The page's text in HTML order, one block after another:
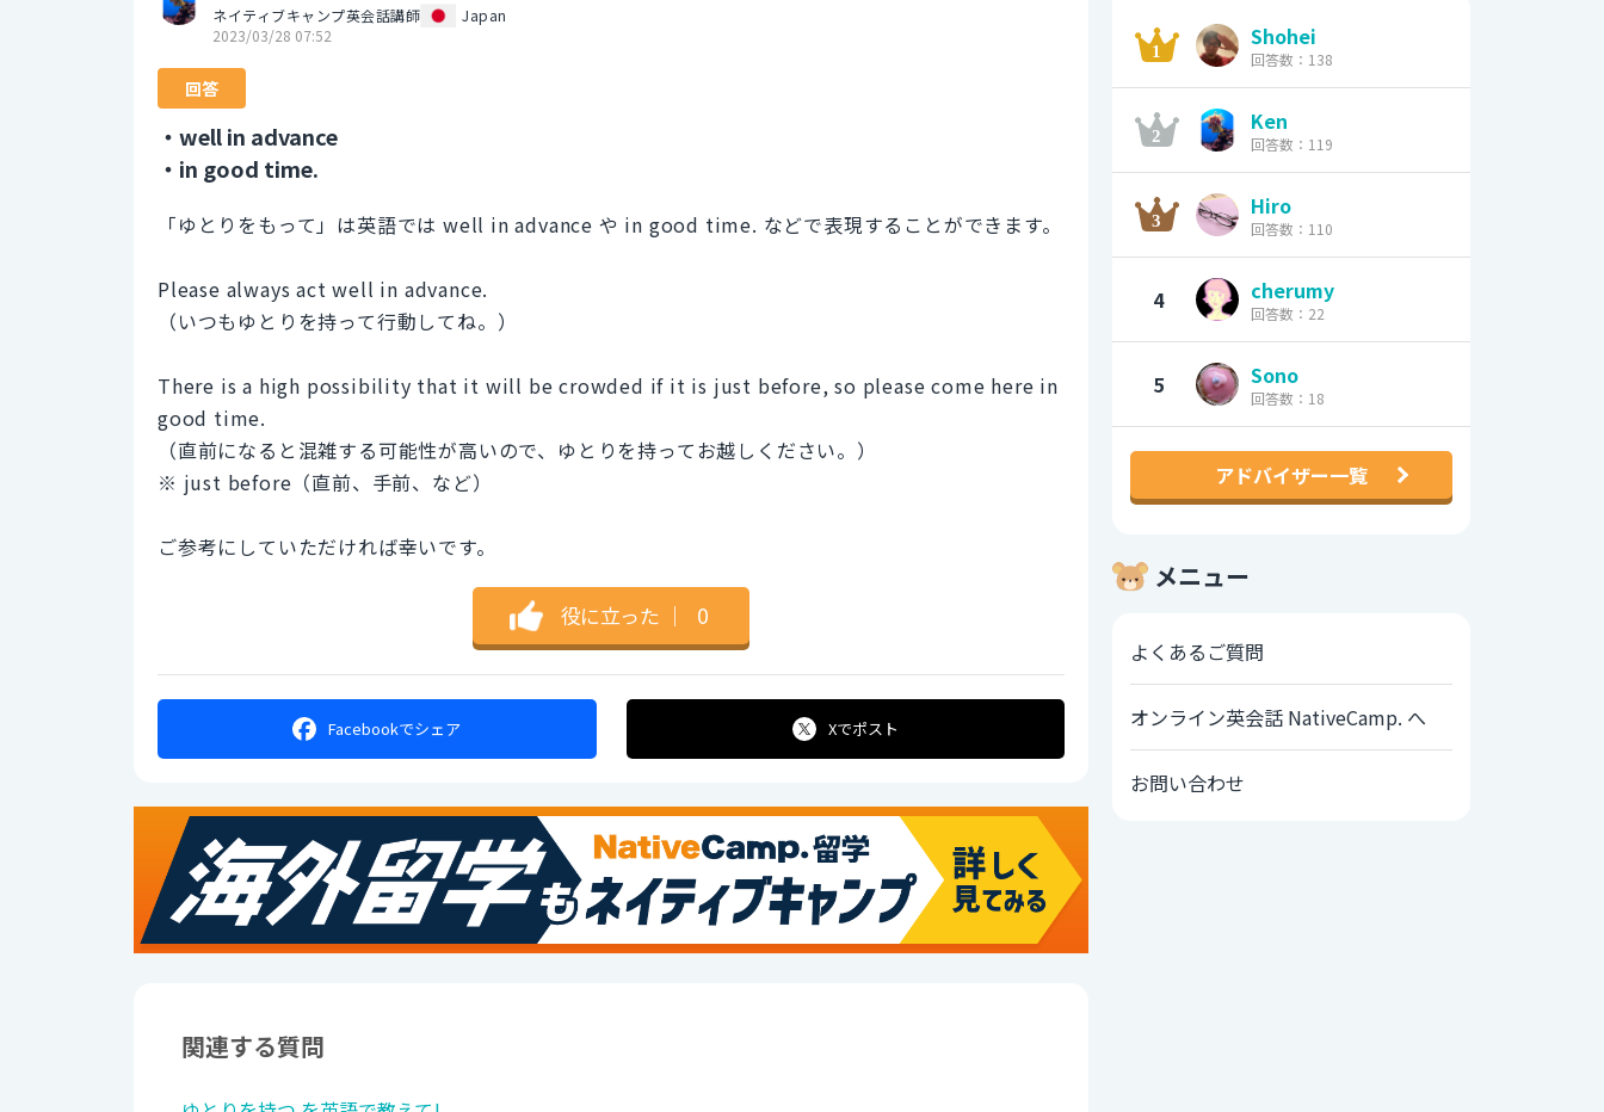
ネイティブキャンプ英会話講師
Japan
2023/03/28 07:52
回答
・well in advance
・in good time.
「ゆとりをもって」は英語では well in advance や in good time. などで表現することができます。
Please always act well in advance.
（いつもゆとりを持って行動してね。）
There is a high possibility that it will be crowded if it is just before, so please come here in
good time.
（直前になると混雑する可能性が高いので、ゆとりを持ってお越しください。）
※ just before（直前、手前、など）
ご参考にしていただければ幸いです。
役に立った ｜ 0
Facebookでシェア Xでポスト
関連する質問
Shohei
回答数：138
Ken
回答数：119
Hiro
回答数：110
4 cherumy
回答数：22
5 Sono
回答数：18
アドバイザー一覧
メニュー
よくあるご質問
オンライン英会話 NativeCamp. へ
お問い合わせ